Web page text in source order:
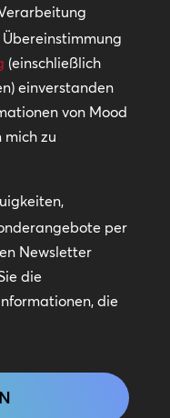
(einschließlich
einverstanden
von Mood
mich zu
per
Newsletter
die
die